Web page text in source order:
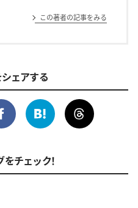
この著者の記事をみる
ェアする
チェック！